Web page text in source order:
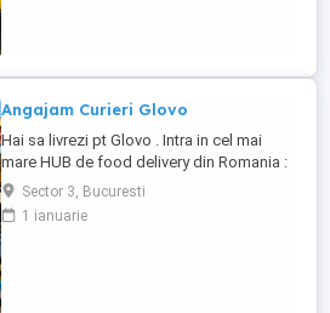
Angajam Curieri Glovo
Hai sa livrezi pt Glovo . Intra in cel mai
mare HUB de food delivery din Romania :
cautamlivratori.ro comision 10 % sau 3,5 %
pt PFA sau SRL Detinem Flota de vehicule
propie , service Oferim suport real. Te
Sector 3, Bucuresti
1 ianuarie